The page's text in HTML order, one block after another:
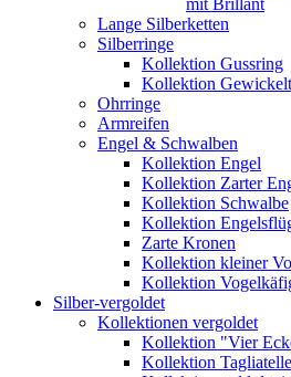
mit Brillant
Lange Silberketten
Silberringe
Kollektion Gussring
Kollektion
Ohrringe
Armreifen
Engel & Schwalben
Kollektion Engel
Kollektion Zarter
Kollektion Schwalbe
Kollektion
Zarte Kronen
Kollektion kleiner
Kollektion
Silber-vergoldet
Kollektionen vergoldet
Kollektion "Vier
Kollektion